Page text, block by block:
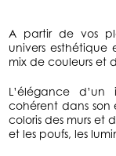
A partir de vos
univers
mix de couleurs et
L’élégance
cohérent dans son
coloris des murs et
et les poufs, les